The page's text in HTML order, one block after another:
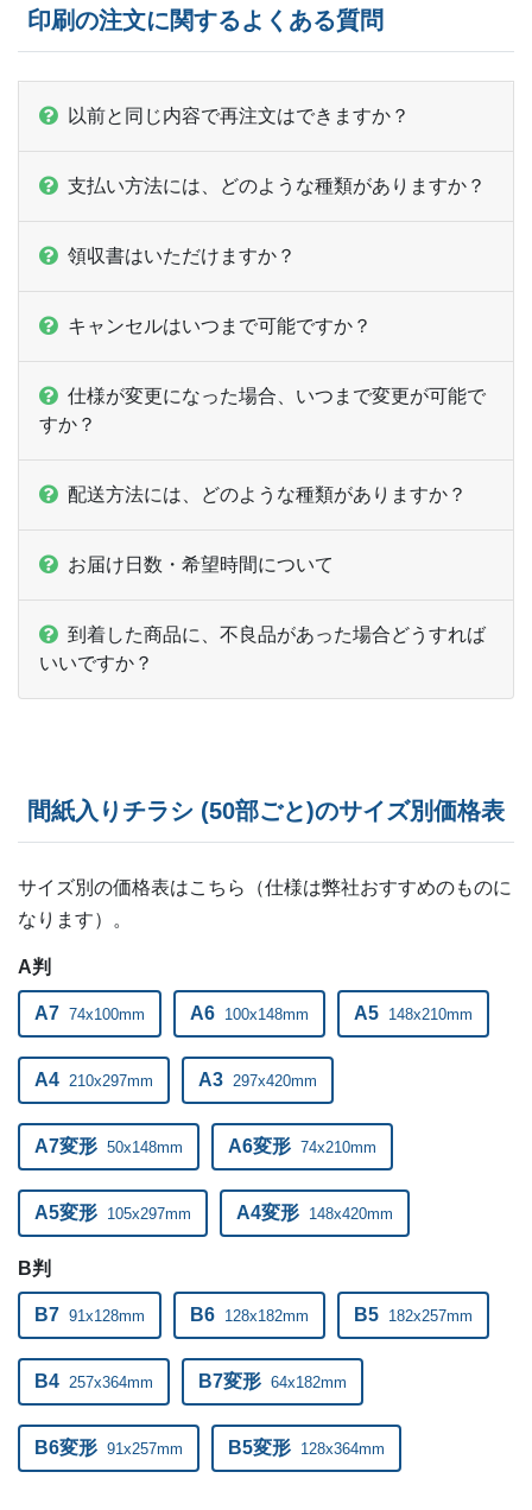
21,500部
22,000部 ー ¥ 46,222
22,500部
ー
24,000部 ー
24,500部
ー
25,500部
ー ー
26,500部
27,000部 ー
27,500部 ー
29,500部
30,000部 ー ー
32,000部 ー
ー
34,000部
35,000部 ー
36,000部 ー
38,000部
39,000部 ー
ー
印刷の注文に関するよくある質問
以前と同じ内容で再注文はできますか？
支払い方法には、どのような種類がありますか？
領収書はいただけますか？
キャンセルはいつまで可能ですか？
仕様が変更になった場合、いつまで変更が可能で
すか？
配送方法には、どのような種類がありますか？
お届け日数・希望時間について
到着した商品に、不良品があった場合どうすれば
いいですか？
間紙入りチラシ (50部ごと)のサイズ別価格表
サイズ別の価格表はこちら（仕様は弊社おすすめのものに
なります）。
A判
A7 74x100mm A6 100x148mm A5 148x210mm
A4 210x297mm A3 297x420mm
A7変形 50x148mm A6変形 74x210mm
A5変形 105x297mm A4変形 148x420mm
B判
B7 91x128mm B6 128x182mm B5 182x257mm
B4 257x364mm B7変形 64x182mm
B6変形 91x257mm B5変形 128x364mm